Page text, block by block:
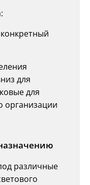
для
для
организации
различные